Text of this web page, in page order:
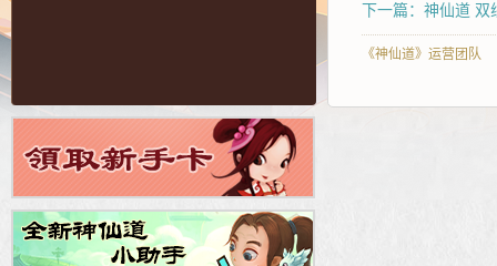
下一篇：神仙道 双
《神仙道》运营团队